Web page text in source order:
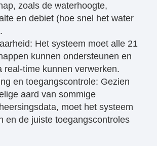
zoals de waterhoogte,
en debiet (hoe snel het water
Het systeem moet alle 21
kunnen ondersteunen en
real-time kunnen verwerken.
en toegangscontrole: Gezien
aard van sommige
moet het systeem
en de juiste toegangscontroles